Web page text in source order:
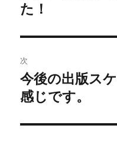
ゲ
ー
シ
ョ
ン
た！
次
次
の
稿:
今後の出版ス
感じです。